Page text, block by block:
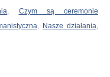
, Czym są ceremonie
, Nasze działania,